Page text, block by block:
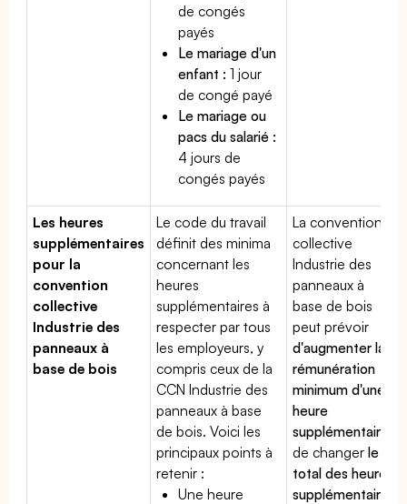
de congés
payés
Le mariage d'un
enfant : 1 jour
de congé payé
Le mariage ou
pacs du salarié :
4 jours de
congés payés
Les heures
supplémentaires
pour la
convention
collective
Industrie des
panneaux à
base de bois
Le code du travail
définit des minima
concernant les
heures
supplémentaires à
respecter par tous
les employeurs, y
compris ceux de la
CCN Industrie des
panneaux à base
de bois. Voici les
principaux points à
retenir :
Une heure
La convention
collective
Industrie des
panneaux à
base de bois
peut prévoir
d'augmenter la
rémunération
minimum d'une
heure
supplémentaire
de changerle
total des heures
supplémentaires